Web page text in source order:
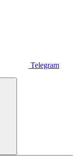
Telegram